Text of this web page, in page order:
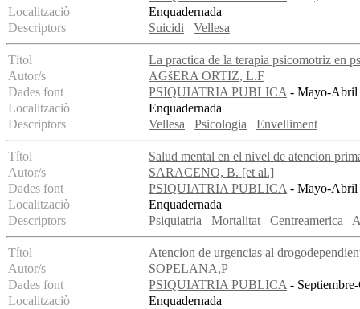
Localitzaciò
Enquadernada
Descriptors
Suicidi Vellesa
Títol
La practica de la terapia psicomotriz en
Autor/s
AGšERA ORTIZ, L.F
Dades font
PSIQUIATRIA PUBLICA- Mayo-Abril
Localitzaciò
Enquadernada
Descriptors
Vellesa Psicologia Envelliment
Títol
Salud mental en el nivel de atencion
Autor/s
SARACENO, B. [et al.]
Dades font
PSIQUIATRIA PUBLICA- Mayo-Abril
Localitzaciò
Enquadernada
Descriptors
Psiquiatria Mortalitat Centreamerica
Títol
Atencion de urgencias al
Autor/s
SOPELANA,P
Dades font
PSIQUIATRIA PUBLICA-
Localitzaciò
Enquadernada